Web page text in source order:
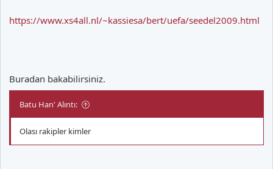
https://www.xs4all.nl/~kassiesa/bert/uefa/seedel2009.html
Buradan bakabilirsiniz.
Batu Han' Alıntı:
Olası rakipler kimler